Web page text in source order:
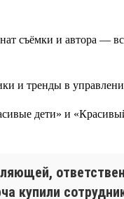
съёмки и автора —
дети» и
купили